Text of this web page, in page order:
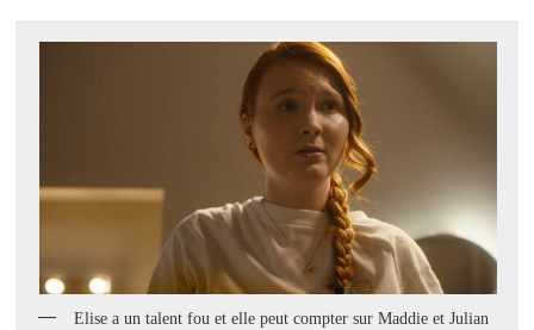
Elise a un talent fou et elle peut compter sur Maddie et Julian